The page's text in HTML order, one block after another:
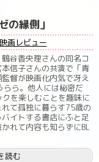
の縁側」
映画レビュー
谷香央理さんの同名コ
信子さんの共演で「青
督が映画化内気で冴え
ら。他人には秘密だ
を楽しむことを趣味に
て孤独に暮らす75歳の
イトする書店にふと足
れて内容も知らずにBL
読む